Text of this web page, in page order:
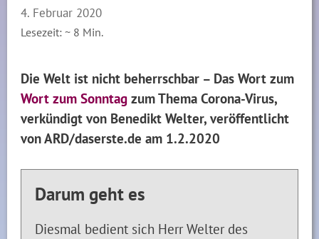
4. Februar 2020
Lesezeit: ~ 8 Min.
Die Welt ist nicht beherrschbar – Das Wort zum
Wort zum Sonntag zum Thema Corona-Virus,
verkündigt von Benedikt Welter, veröffentlicht
von ARD/daserste.de am 1.2.2020
Darum geht es
Diesmal bedient sich Herr Welter des